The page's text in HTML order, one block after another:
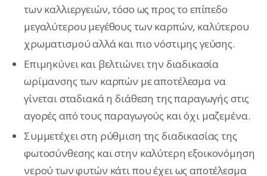
των καλλιεργειών, τόσο ως προς το επίπεδο
μεγαλύτερου μεγέθους των καρπών, καλύτερου
χρωματισμού αλλά και πιο νόστιμης γεύσης.
Επιμηκύνει και βελτιώνει την διαδικασία
ωρίμανσης των καρπών με αποτέλεσμα να
γίνεται σταδιακά η διάθεση της παραγωγής στις
αγορές από τους παραγωγούς και όχι μαζεμένα.
Συμμετέχει στη ρύθμιση της διαδικασίας της
φωτοσύνθεσης και στην καλύτερη εξοικονόμηση
νερού των φυτών κάτι που έχει ως αποτέλεσμα